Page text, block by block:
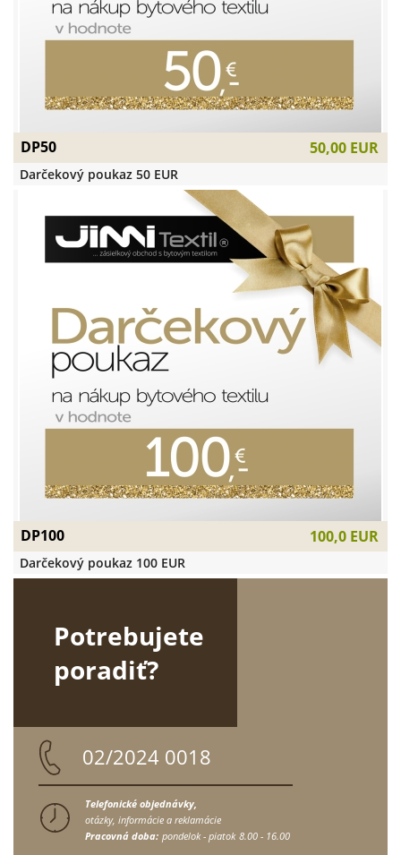
DP50 50,00 EUR
Darčekový poukaz 50 EUR
DP100 100,0 EUR
Darčekový poukaz 100 EUR
Potrebujete
poradiť?
02/2024 0018
Telefonické objednávky,
otázky, informácie a reklamácie
Pracovná doba: pondelok - piatok 8.00 - 16.00